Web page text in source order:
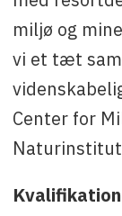
miljø og
vi et tæt
Center for